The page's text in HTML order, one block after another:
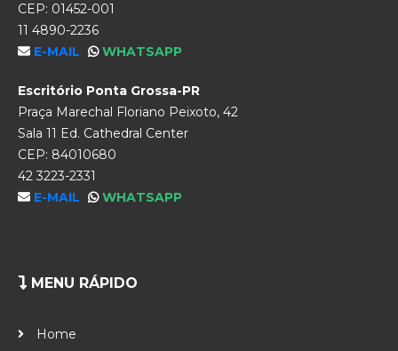
CEP: 01452-001
11 4890-2236
E-MAIL
WHATSAPP
Escritório Ponta Grossa-PR
Praça Marechal Floriano Peixoto, 42
Sala 11 Ed. Cathedral Center
CEP: 84010680
42 3223-2331
E-MAIL
WHATSAPP
MENU RÁPIDO
Home